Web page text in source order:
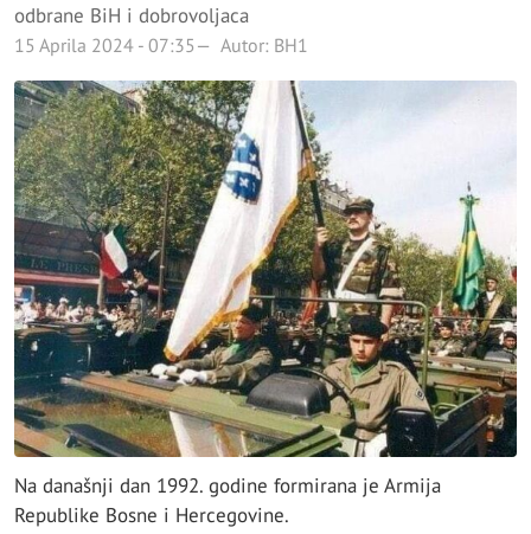
odbrane BiH i dobrovoljaca
15 Aprila 2024 - 07:35 Autor: BH1
Na današnji dan 1992. godine formirana je Armija
Republike Bosne i Hercegovine.